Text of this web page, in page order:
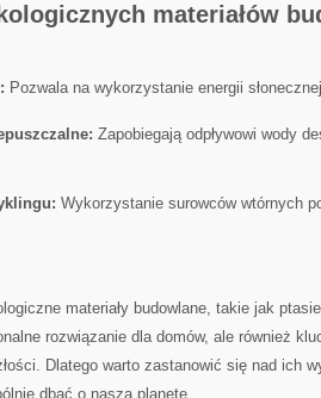
materiałów⁤
Pozwala na ⁣wykorzystanie energii‌
Zapobiegają odpływowi wody
Wykorzystanie surowców wtórnych
materiały budowlane,​ takie jak‌
rozwiązanie dla domów, ale⁣ również
⁢Dlatego warto zastanowić się nad ich
⁣dbać‍ o naszą ⁤planetę.